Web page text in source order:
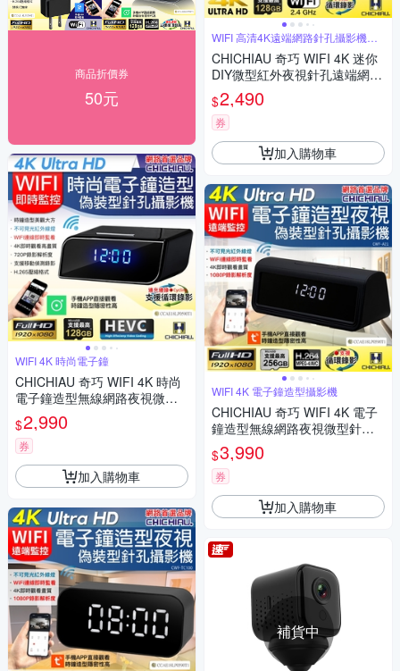
商品折價券
50元
WIFI 4K 時尚電子鐘
CHICHIAU 奇巧 WIFI 4K 時尚
電子鐘造型無線網路夜視微型
針孔攝影機CK1 影音記錄器
$2,990
券
加入購物車
WIFI 高清4K遠端網路針孔攝影機模
CHICHIAU 奇巧 WIFI 4K 迷你
DIY微型紅外夜視針孔遠端網路
攝影機錄影模組
$2,490
券
加入購物車
WIFI 4K 電子鐘造型攝影機
CHICHIAU 奇巧 WIFI 4K 電子
鐘造型無線網路夜視微型針孔
攝影機A21 影音記錄器
$3,990
券
加入購物車
補貨中